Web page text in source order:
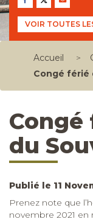
VOIR TOUTES
Accueil >
Congé férié
Congé
du
Publié le 11
Prenez note que
novembre 2021 en